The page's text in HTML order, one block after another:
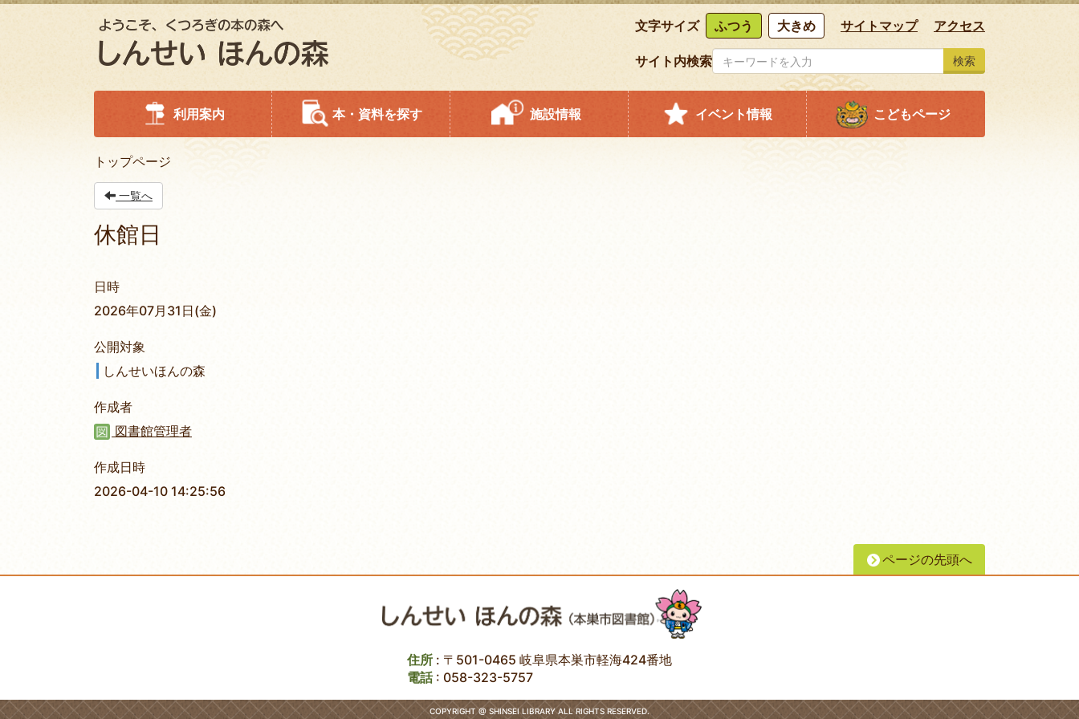
文字サイズ ふつう 大きめ サイトマップ アクセス
サイト内検索 検索
利用案内 本・資料を探す 施設情報 イベント情報 こどもページ
トップページ
一覧へ
休館日
日時
2026年07月31日(金)
公開対象
しんせいほんの森
作成者
図書館管理者
作成日時
2026-04-10 14:25:56
ページの先頭へ
住所 : 〒501-0465 岐阜県本巣市軽海424番地
電話: 058-323-5757
COPYRIGHT @ SHINSEI LIBRARY ALL RIGHTS RESERVED.